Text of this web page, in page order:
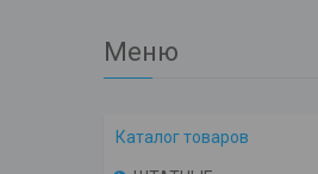
Каталог товаров